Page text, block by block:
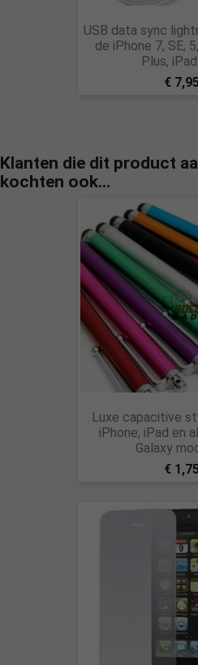
USB data sync
de iPhone 7, SE,
Plus,
€ 7,95
Klanten die dit product
kochten ook...
Luxe capacitive
iPhone, iPad en
Galaxy
€ 1,75